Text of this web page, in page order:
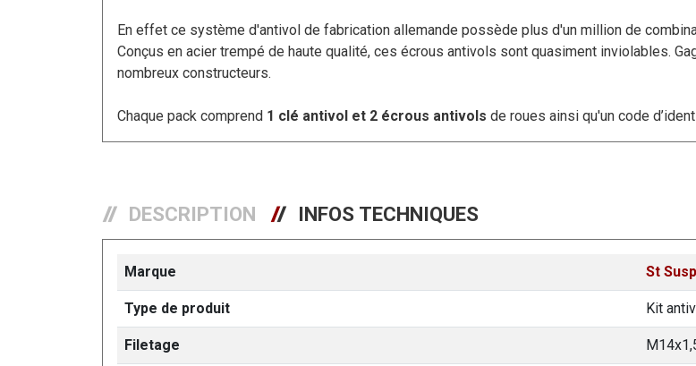
En effet ce système d'antivol de fabrication allemande possède plus d'un million de
Conçus en acier trempé de haute qualité, ces écrous antivols sont quasiment inviolables.
nombreux constructeurs.
Chaque pack comprend 1 clé antivol et 2 écrous antivols de roues ainsi qu'un code
DESCRIPTION INFOS TECHNIQUES
Marque St
Type de produit Kit
Filetage